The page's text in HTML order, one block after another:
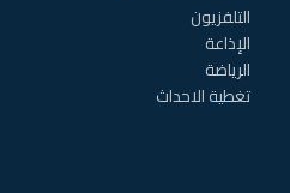
التلفزيون
الإذاعة
الرياضة
تغطية الاحداث